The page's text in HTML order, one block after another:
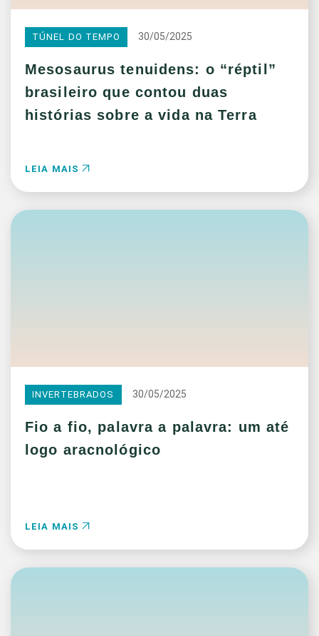
TÚNEL DO TEMPO 30/05/2025
Mesosaurus tenuidens: o “réptil”
brasileiro que contou duas
histórias sobre a vida na Terra
LEIA MAIS
INVERTEBRADOS 30/05/2025
Fio a fio, palavra a palavra: um até
logo aracnológico
LEIA MAIS